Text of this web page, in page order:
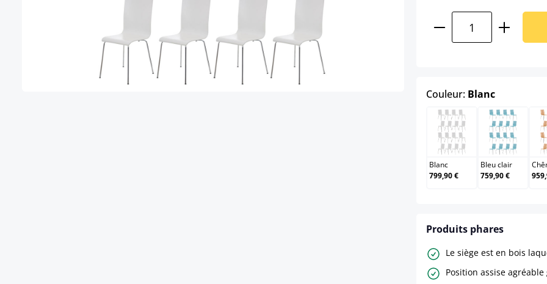
Quantité de
Couleur: Blancselect
Blanc
Blanc
799,90 €
Bleu clair
Bleu clair
759,90 €
Produits phares
Le siège est en bois
Position assise